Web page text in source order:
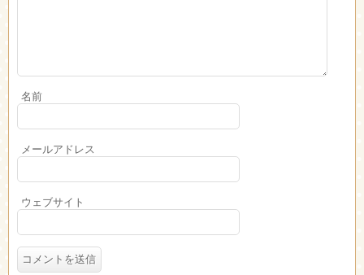
名前
メールアドレス
ウェブサイト